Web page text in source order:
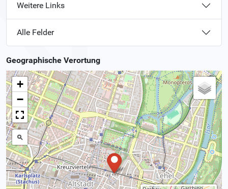
Weitere Links
Alle Felder
Geographische Verortung
+
−